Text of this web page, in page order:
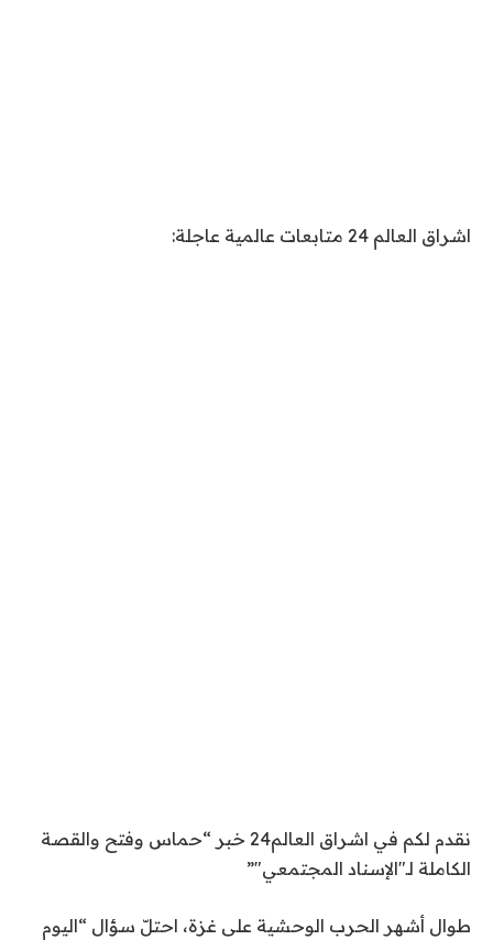
اشراق العالم 24 متابعات عالمية عاجلة:
نقدم لكم في اشراق العالم24 خبر “حماس وفتح والقصة
الكاملة لـ"الإسناد المجتمعي"”
طوال أشهر الحرب الوحشية على غزة، احتلّ سؤال “اليوم